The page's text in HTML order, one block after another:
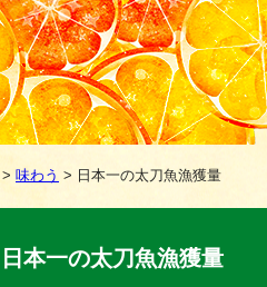
> 味わう > 日本一の太刀魚漁獲量
日本一の太刀魚漁獲量